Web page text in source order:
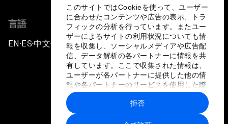
このサイトではCookieを使って、ユーザー
に合わせたコンテンツや広告の表示、トラ
フィックの分析を行っています。またユー
ザーによるサイトの利用状況についても情
報を収集し、ソーシャルメディアや広告配
信、データ解析の各パートナーに情報を共
有しています。ここで収集された情報は、
ユーザーが各パートナーに提供した他の情
報や各パートナーのサービスを使用した際
に収集された情報と組み合わされ、各パー
トナーによって使用されることがありま
す。
拒否
言語
EN ▪ES▪中文▪ 日本語
プライバシーポリシーと利用規約